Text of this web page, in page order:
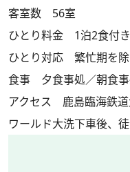
客室数 56室
ひとり料金 1泊2食付
ひとり対応 繁忙期を
食事 夕食事処／朝食
アクセス 鹿島臨海鉄道
ワールド大洗下車後、